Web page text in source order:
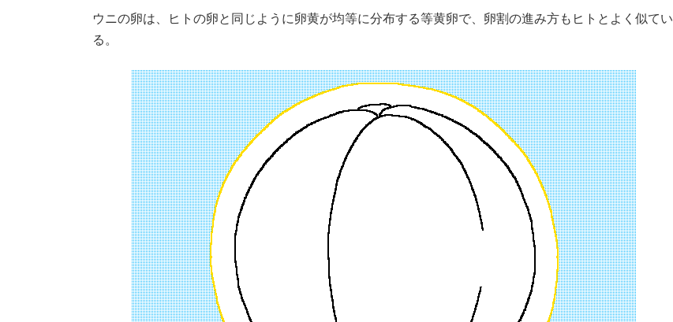
新
日
ウニの卵は、ヒトの卵と同じように卵黄が均等に分布する等黄卵で、卵割の進み方もヒトとよく似てい
る。